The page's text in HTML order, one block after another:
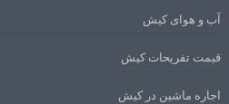
آب و هوای کیش
قیمت تفریحات کیش
اجاره ماشین در کیش